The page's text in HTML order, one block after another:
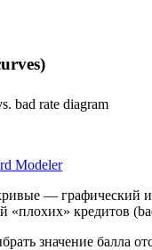
bad rate diagram
Modeler
— графический
кредитов
значение балла